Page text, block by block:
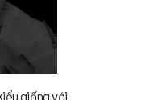
giống với